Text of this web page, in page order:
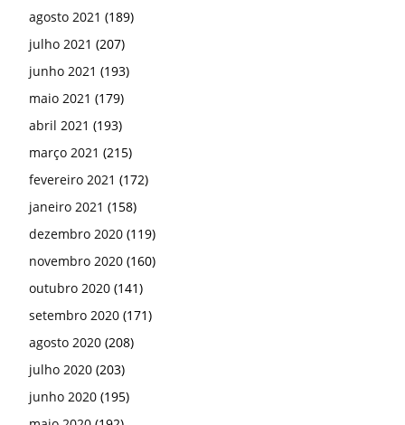
agosto 2021 (189)
julho 2021 (207)
junho 2021 (193)
maio 2021 (179)
abril 2021 (193)
março 2021 (215)
fevereiro 2021 (172)
janeiro 2021 (158)
dezembro 2020 (119)
novembro 2020 (160)
outubro 2020 (141)
setembro 2020 (171)
agosto 2020 (208)
julho 2020 (203)
junho 2020 (195)